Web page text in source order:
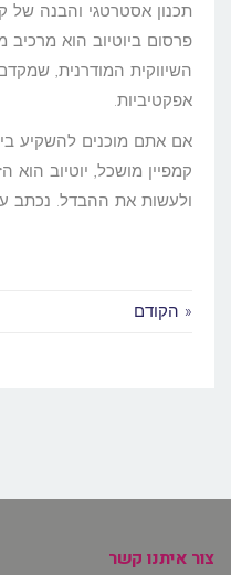
תכנון אסטרטגי והבנה של
פרסום ביוטיוב הוא מרכיב
השיווקית המודרנית,
אפקטיביות.
אם אתם מוכנים להשקיע
קמפיין מושכל, יוטיוב הוא
ולעשות את ההבדל. נכתב
« הקודם
צור איתנו קשר